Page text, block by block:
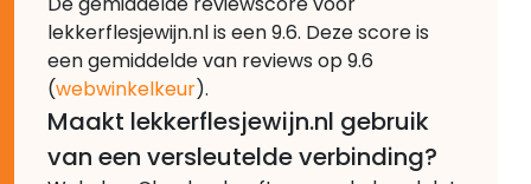
lekkerflesjewijn.nl is een 9.6. Deze score is
een gemiddelde van reviews op 9.6
(webwinkelkeur).
Maakt lekkerflesjewijn.nl gebruik
van een versleutelde verbinding?